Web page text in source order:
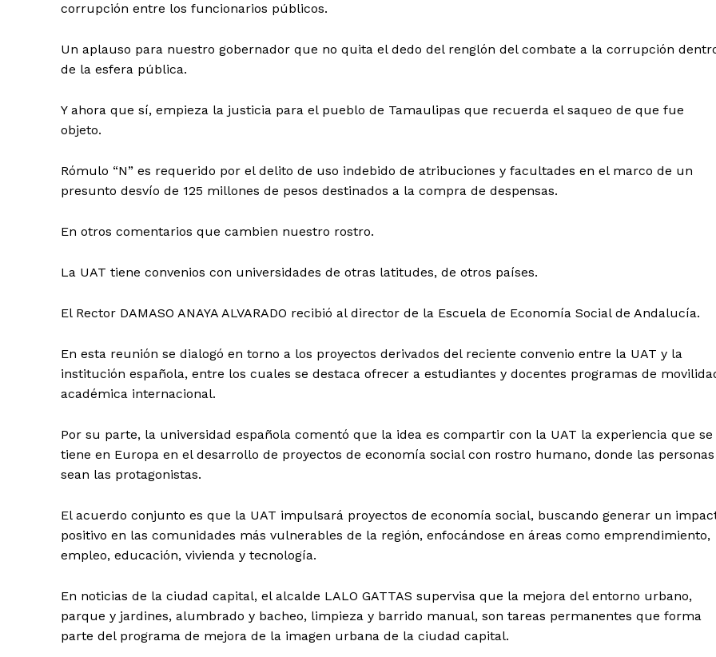
corrupción entre los funcionarios públicos.
Un aplauso para nuestro gobernador que no quita el dedo del renglón del combate a la corrupción
de la esfera pública.
Y ahora que sí, empieza la justicia para el pueblo de Tamaulipas que recuerda el saqueo de que fue
objeto.
Rómulo “N” es requerido por el delito de uso indebido de atribuciones y facultades en el marco de un
presunto desvío de 125 millones de pesos destinados a la compra de despensas.
En otros comentarios que cambien nuestro rostro.
La UAT tiene convenios con universidades de otras latitudes, de otros países.
El Rector DAMASO ANAYA ALVARADO recibió al director de la Escuela de Economía Social de Andalucía.
En esta reunión se dialogó en torno a los proyectos derivados del reciente convenio entre la UAT y la
institución española, entre los cuales se destaca ofrecer a estudiantes y docentes programas de
académica internacional.
Por su parte, la universidad española comentó que la idea es compartir con la UAT la experiencia que se
tiene en Europa en el desarrollo de proyectos de economía social con rostro humano, donde las personas
sean las protagonistas.
El acuerdo conjunto es que la UAT impulsará proyectos de economía social, buscando generar un
positivo en las comunidades más vulnerables de la región, enfocándose en áreas como emprendimiento,
empleo, educación, vivienda y tecnología.
En noticias de la ciudad capital, el alcalde LALO GATTAS supervisa que la mejora del entorno urbano,
parque y jardines, alumbrado y bacheo, limpieza y barrido manual, son tareas permanentes que forma
parte del programa de mejora de la imagen urbana de la ciudad capital.